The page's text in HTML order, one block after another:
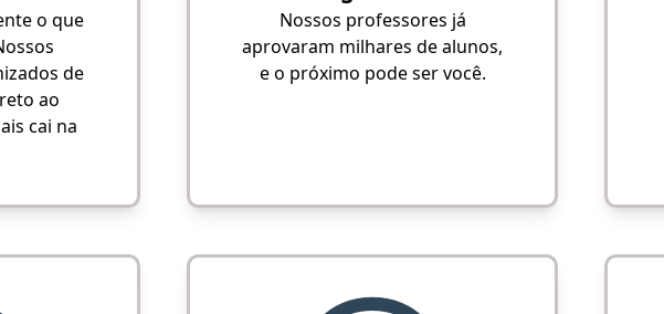
o que
de
ao
cai na
Nossos professores já
aprovaram milhares de alunos,
e o próximo pode ser você.